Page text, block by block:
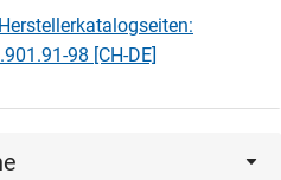
98 [CH-DE]